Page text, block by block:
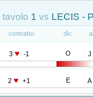
tavolo 1 vs LECIS -
contratto dic.
3 ♥ -1 O J
2 ♥ +1 E A